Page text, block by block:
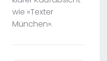
wie «Texter
München».